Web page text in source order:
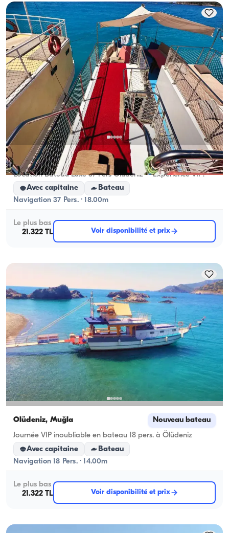
capacité d'hébergement ; pour les locations à la
journée, la capacité de navigation s'applique.
Ölüdeniz, Muğla Nouveau bateau
Location Bateau Luxe 37 Pers Ölüdeniz – Expérience VIP!
Avec capitaine
Bateau
Navigation 37 Pers. · 18.00m
Le plus bas
21.322 TL
Voir disponibilité et prix
Ölüdeniz, Muğla Nouveau bateau
Journée VIP inoubliable en bateau 18 pers. à Ölüdeniz
Avec capitaine
Bateau
Navigation 18 Pers. · 14.00m
Le plus bas
21.322 TL
Voir disponibilité et prix